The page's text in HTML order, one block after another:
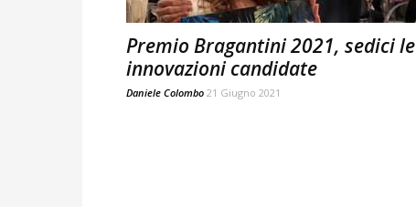
Premio Bragantini 2021, sedici le
innovazioni candidate
Daniele Colombo 21 Giugno 2021